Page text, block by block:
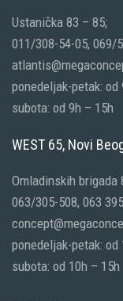
Ustanička 83 – 85;
011/308-54-05, 069/
ponedeljak-petak: od
subota: od 9h – 15h
WEST 65, Novi
Omladinskih brigada
063/305-508, 063
ponedeljak-petak: od
subota: od 10h – 15h